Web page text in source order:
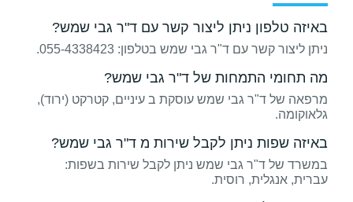
באיזה טלפון ניתן ליצור קשר עם ד"ר גבי שמש?
ניתן ליצור קשר עם ד"ר גבי שמש בטלפון: 055-4338423.
מה תחומי התמחות של ד"ר גבי שמש?
מרפאה של ד"ר גבי שמש עוסקת ב עיניים, קטרקט (ירוד),
גלאוקומה.
באיזה שפות ניתן לקבל שירות מ ד"ר גבי שמש?
במשרד של ד"ר גבי שמש ניתן לקבל שירות בשפות:
עברית, אנגלית, רוסית.